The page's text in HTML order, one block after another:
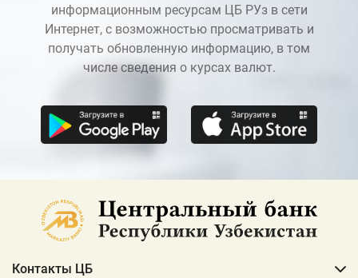
информационным ресурсам ЦБ РУз в сети
Интернет, с возможностью просматривать и
получать обновленную информацию, в том
числе сведения о курсах валют.
Контакты ЦБ